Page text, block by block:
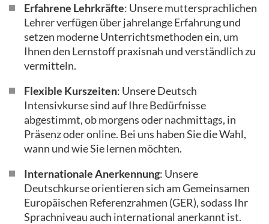
Erfahrene Lehrkräfte: Unsere muttersprachlichen
Lehrer verfügen über jahrelange Erfahrung und
setzen moderne Unterrichtsmethoden ein, um
Ihnen den Lernstoff praxisnah und verständlich zu
vermitteln.
Flexible Kurszeiten: Unsere Deutsch
Intensivkurse sind auf Ihre Bedürfnisse
abgestimmt, ob morgens oder nachmittags, in
Präsenz oder online. Bei uns haben Sie die Wahl,
wann und wie Sie lernen möchten.
Internationale Anerkennung: Unsere
Deutschkurse orientieren sich am Gemeinsamen
Europäischen Referenzrahmen (GER), sodass Ihr
Sprachniveau auch international anerkannt ist.